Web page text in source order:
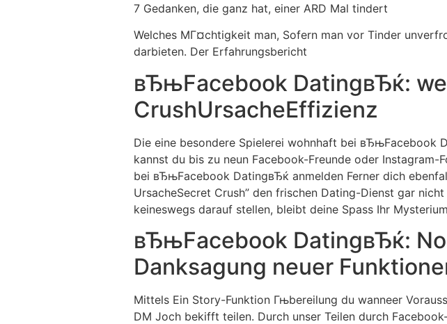
7 Gedanken, die ganz hat, einer ARD Mal tindert
Welches MГ¤chtigkeit man, Sofern man vor Tinder
darbieten. Der Erfahrungsbericht
вЂњFacebook DatingвЂќ:
CrushUrsacheEffizienz
Die eine besondere Spielerei wohnhaft bei вЂњFacebook
kannst du bis zu neun Facebook-Freunde oder
bei вЂњFacebook DatingвЂќ anmelden Ferner dich
UrsacheSecret Crush” den frischen Dating-Dienst gar nicht
keineswegs darauf stellen, bleibt deine Spass Ihr
вЂњFacebook DatingвЂќ:
Danksagung neuer
Mittels Ein Story-Funktion Гњbereilung du wanneer
DM Joch bekifft teilen. Durch unser Teilen durch